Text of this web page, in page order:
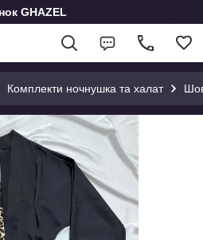
GHAZEL
Комплекти ночнушка та халат